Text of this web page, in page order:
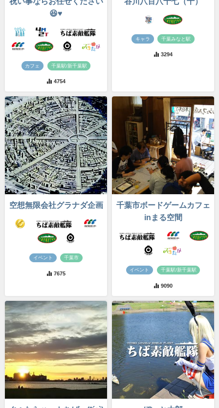
😆♥️
カフェ 千葉駅/新千葉駅
4754
キャラ 千葉みなと駅
3294
空想無限会社グラナダ企画
イベント 千葉市
7675
千葉市ボードゲームカフェ
inまる空間
イベント 千葉駅/新千葉駅
9090